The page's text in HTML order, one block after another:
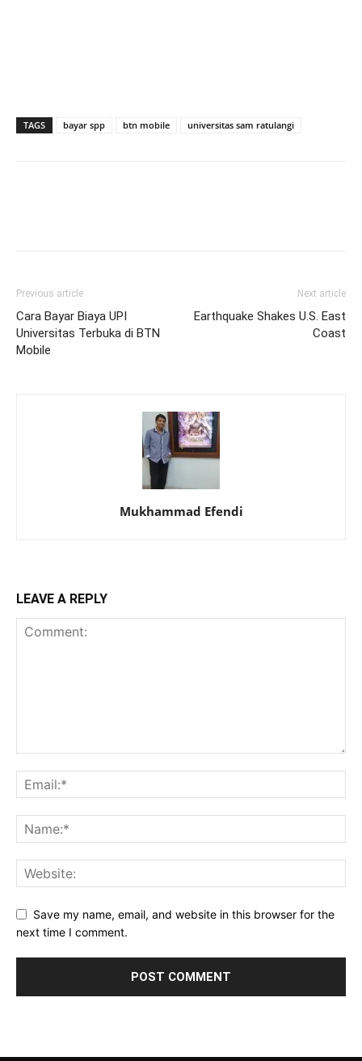
TAGS bayar spp btn mobile universitas sam ratulangi
Previous article
Cara Bayar Biaya UPI
Universitas Terbuka di BTN
Mobile
Next article
Earthquake Shakes U.S. East
Coast
Mukhammad Efendi
LEAVE A REPLY
Save my name, email, and website in this browser for the
next time I comment.